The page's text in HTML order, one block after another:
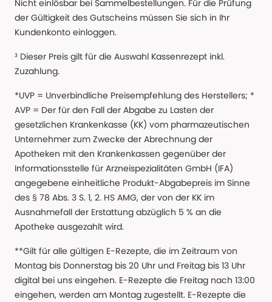
Nicht einlösbar bei Sammelbestellungen. Für die Prüfung
der Gültigkeit des Gutscheins müssen Sie sich in Ihr
Kundenkonto einloggen.
³ Dieser Preis gilt für die Auswahl Kassenrezept inkl.
Zuzahlung.
*UVP = Unverbindliche Preisempfehlung des Herstellers; *
AVP = Der für den Fall der Abgabe zu Lasten der
gesetzlichen Krankenkasse (KK) vom pharmazeutischen
Unternehmer zum Zwecke der Abrechnung der
Apotheken mit den Krankenkassen gegenüber der
Informationsstelle für Arzneispezialitäten GmbH (IFA)
angegebene einheitliche Produkt-Abgabepreis im Sinne
des § 78 Abs. 3 S. 1, 2. HS AMG, der von der KK im
Ausnahmefall der Erstattung abzüglich 5 % an die
Apotheke ausgezahlt wird.
**Gilt für alle gültigen E-Rezepte, die im Zeitraum von
Montag bis Donnerstag bis 20 Uhr und Freitag bis 13 Uhr
digital bei uns eingehen. E-Rezepte die Freitag nach 13:00
eingehen, werden am Montag zugestellt. E-Rezepte die